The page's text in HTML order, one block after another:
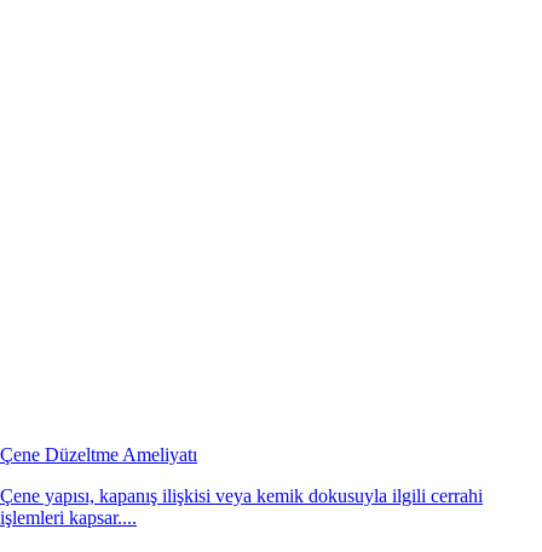
Çene Düzeltme Ameliyatı
Çene yapısı, kapanış ilişkisi veya kemik dokusuyla ilgili cerrahi
işlemleri kapsar....